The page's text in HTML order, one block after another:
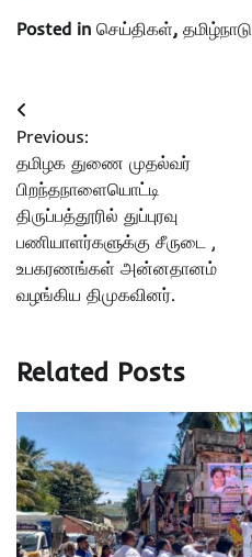
Posted in செய்திகள், தமிழ்நாடு
Post
navigation
Previous:
தமிழக துணை முதல்வர்
பிறந்தநாளையொட்டி
திருப்பத்தூரில் துப்புரவு
பணியாளர்களுக்கு சீருடை ,
உபகரணங்கள் அன்னதானம்
வழங்கிய திமுகவினர்.
Related Posts